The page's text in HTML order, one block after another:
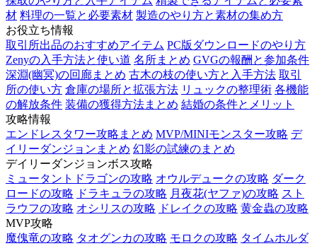
材 料理の一覧と必要素材 製造のやり方と素材の集め方
お役立ち情報
取引所出品のおすすめアイテム PC版ダウンロードのやり方
Zenyの入手方法と使い道 名所まとめ GVGの報酬と参加条件
深淵(幽冥)の回廊まとめ 古木の枝の使い方と入手方法 取引
所の使い方 倉庫の場所と拡張方法 リュックの整理術 各機能
の解放条件 装備の獲得方法まとめ 結婚の条件とメリット
攻略情報
エンドレスタワー攻略まとめ MVP/MINIモンスター攻略 デ
イリーダンジョンまとめ 幻影の試練のまとめ
デイリーダンジョンボス攻略
ミュータントドラゴンの攻略 オウルデュークの攻略 ダーク
ロードの攻略 ドラキュラの攻略 月夜花(ヤファ)の攻略 スト
ラウフの攻略 オシリスの攻略 ドレイクの攻略 黄金蟲の攻略
MVP攻略
魔傀竜の攻略 タオグンカの攻略 モロクの攻略 タイムホルダ